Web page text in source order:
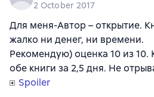
2 October 2017
Для меня-Автор – открытие.
жалко ни денег, ни времени.
Рекомендую) оценка 10 из 10.
обе книги за 2,5 дня. Не
Spoiler